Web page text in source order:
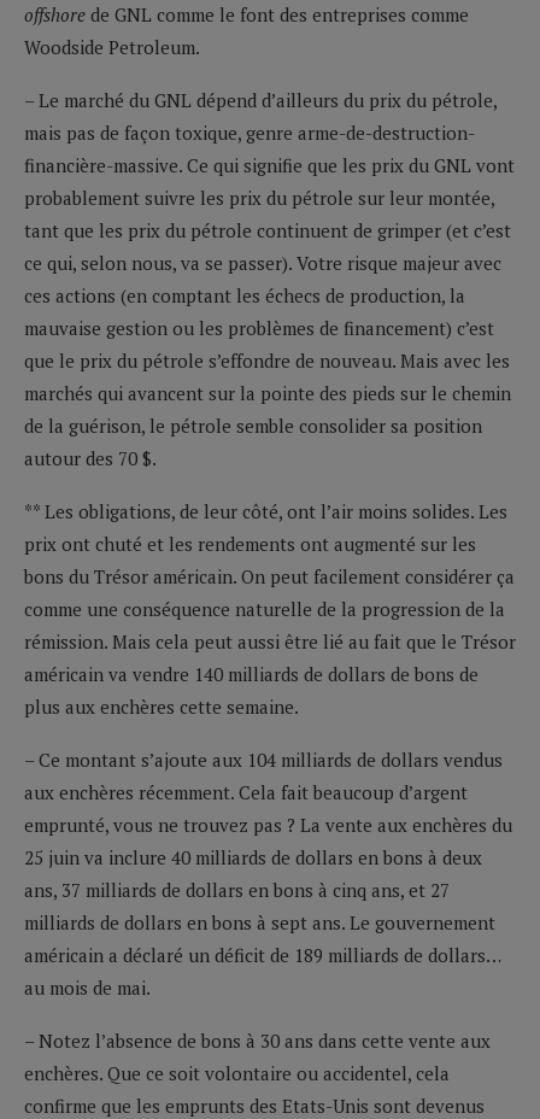
offshore de GNL comme le font des entreprises comme
Woodside Petroleum.
– Le marché du GNL dépend d’ailleurs du prix du pétrole,
mais pas de façon toxique, genre arme-de-destruction-
financière-massive. Ce qui signifie que les prix du GNL vont
probablement suivre les prix du pétrole sur leur montée,
tant que les prix du pétrole continuent de grimper (et c’est
ce qui, selon nous, va se passer). Votre risque majeur avec
ces actions (en comptant les échecs de production, la
mauvaise gestion ou les problèmes de financement) c’est
que le prix du pétrole s’effondre de nouveau. Mais avec les
marchés qui avancent sur la pointe des pieds sur le chemin
de la guérison, le pétrole semble consolider sa position
autour des 70 $.
** Les obligations, de leur côté, ont l’air moins solides. Les
prix ont chuté et les rendements ont augmenté sur les
bons du Trésor américain. On peut facilement considérer ça
comme une conséquence naturelle de la progression de la
rémission. Mais cela peut aussi être lié au fait que le Trésor
américain va vendre 140 milliards de dollars de bons de
plus aux enchères cette semaine.
– Ce montant s’ajoute aux 104 milliards de dollars vendus
aux enchères récemment. Cela fait beaucoup d’argent
emprunté, vous ne trouvez pas ? La vente aux enchères du
25 juin va inclure 40 milliards de dollars en bons à deux
ans, 37 milliards de dollars en bons à cinq ans, et 27
milliards de dollars en bons à sept ans. Le gouvernement
américain a déclaré un déficit de 189 milliards de dollars…
au mois de mai.
– Notez l’absence de bons à 30 ans dans cette vente aux
enchères. Que ce soit volontaire ou accidentel, cela
confirme que les emprunts des Etats-Unis sont devenus